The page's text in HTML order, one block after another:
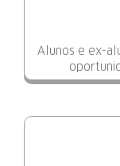
Alunos e ex-